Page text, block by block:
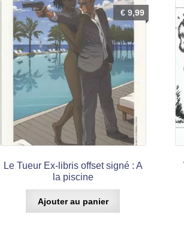
Le Tueur Ex-libris offset signé : A
la piscine
€9,99
Ajouter au panier